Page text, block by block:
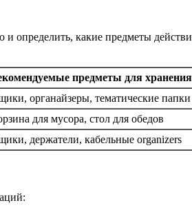
и определить, какие предметы
предметы для хранения
органайзеры, тематические папки
для мусора, стол для обедов
держатели, кабельные organizers